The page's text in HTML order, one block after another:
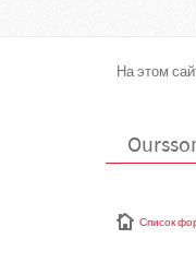
На этом
Список